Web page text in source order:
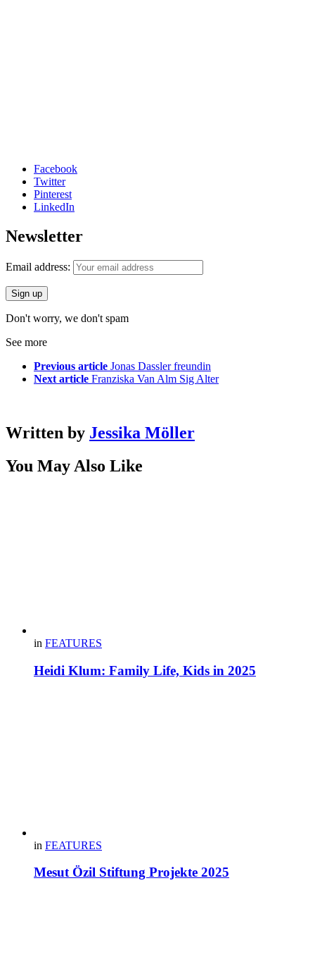
Facebook
Twitter
Pinterest
LinkedIn
Newsletter
Email address:
Don't worry, we don't spam
See more
Previous article Jonas Dassler freundin
Next article Franziska Van Alm Sig Alter
Written by Jessika Möller
You May Also Like
in FEATURES
Heidi Klum: Family Life, Kids in 2025
in FEATURES
Mesut Özil Stiftung Projekte 2025